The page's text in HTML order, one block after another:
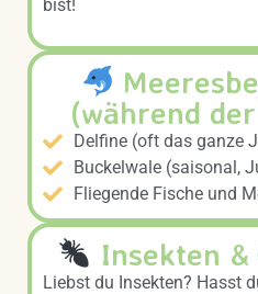
bist!
(während
Delfine (oft das ganze
Buckelwale (saisonal,
Fliegende Fische und
Insekten
Liebst du Insekten? Hasst